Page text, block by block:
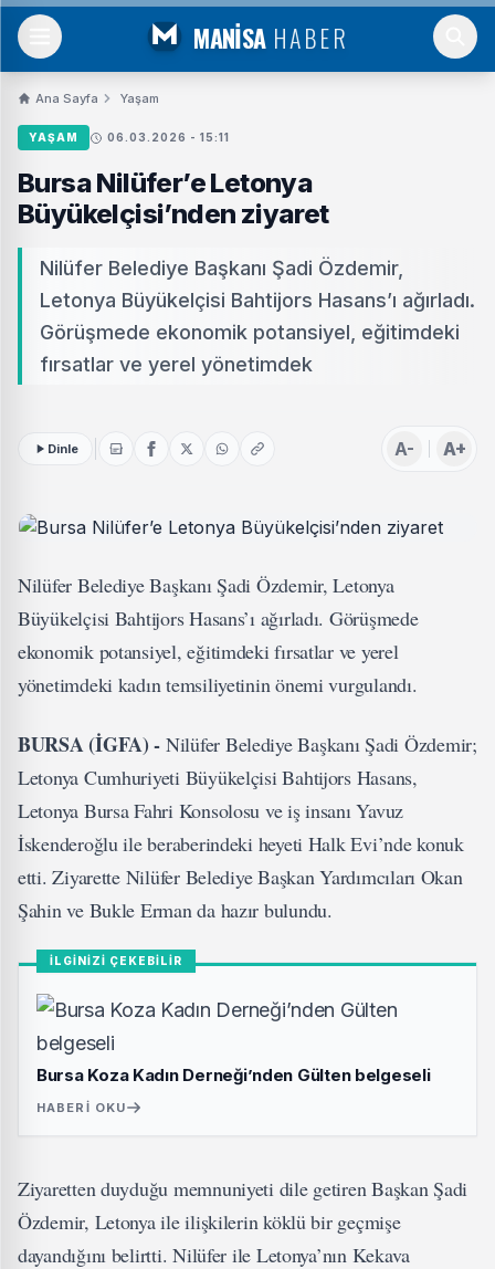
MANİSA HABER
Ana Sayfa Yaşam
YAŞAM 06.03.2026 - 15:11
Bursa Nilüfer’e Letonya
Büyükelçisi’nden ziyaret
Nilüfer Belediye Başkanı Şadi Özdemir,
Letonya Büyükelçisi Bahtijors Hasans’ı ağırladı.
Görüşmede ekonomik potansiyel, eğitimdeki
fırsatlar ve yerel yönetimdek
Dinle A- A+
Nilüfer Belediye Başkanı Şadi Özdemir, Letonya
Büyükelçisi Bahtijors Hasans’ı ağırladı. Görüşmede
ekonomik potansiyel, eğitimdeki fırsatlar ve yerel
yönetimdeki kadın temsiliyetinin önemi vurgulandı.
BURSA (İGFA) - ​Nilüfer Belediye Başkanı Şadi Özdemir;
Letonya Cumhuriyeti Büyükelçisi Bahtijors Hasans,
Letonya Bursa Fahri Konsolosu ve iş insanı Yavuz
İskenderoğlu ile beraberindeki heyeti Halk Evi’nde konuk
etti. Ziyarette Nilüfer Belediye Başkan Yardımcıları Okan
Şahin ve Bukle Erman da hazır bulundu.
İLGİNİZİ ÇEKEBİLİR
Bursa Koza Kadın Derneği’nden Gülten belgeseli
HABERI OKU
​Ziyaretten duyduğu memnuniyeti dile getiren Başkan Şadi
Özdemir, Letonya ile ilişkilerin köklü bir geçmişe
dayandığını belirtti. Nilüfer ile Letonya’nın Kekava